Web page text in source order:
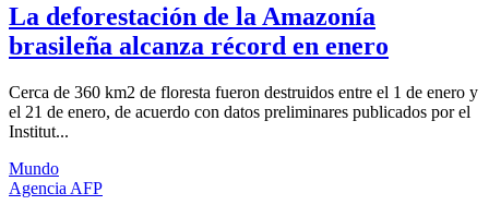
La deforestación de la Amazonía
brasileña alcanza récord en enero
Cerca de 360 km2 de floresta fueron destruidos entre el 1 de enero y
el 21 de enero, de acuerdo con datos preliminares publicados por el
Institut...
Mundo
Agencia AFP